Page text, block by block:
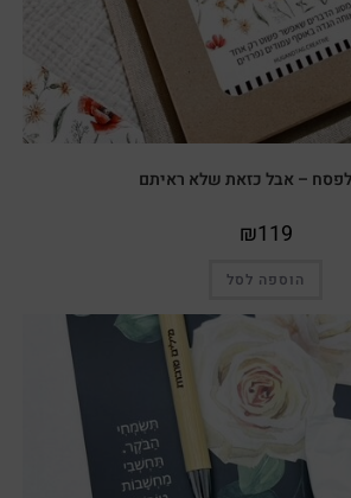
– אבל כזאת שלא ראיתם
₪119
הוספה לסל